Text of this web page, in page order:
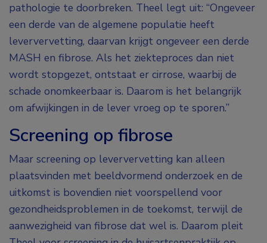
pathologie te doorbreken. Theel legt uit: “Ongeveer
een derde van de algemene populatie heeft
leververvetting, daarvan krijgt ongeveer een derde
MASH en fibrose. Als het ziekteproces dan niet
wordt stopgezet, ontstaat er cirrose, waarbij de
schade onomkeerbaar is. Daarom is het belangrijk
om afwijkingen in de lever vroeg op te sporen.”
Screening op fibrose
Maar screening op leververvetting kan alleen
plaatsvinden met beeldvormend onderzoek en de
uitkomst is bovendien niet voorspellend voor
gezondheidsproblemen in de toekomst, terwijl de
aanwezigheid van fibrose dat wel is. Daarom pleit